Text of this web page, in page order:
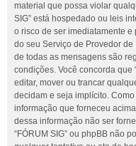
material que possa violar
SIG” está hospedado ou leis
o risco de ser imediatamente
do seu Serviço de Provedor
de todas as mensagens são
condições. Você concorda que
editar, mover ou trancar
decidam e seja implícito.
informação que forneceu
dessa informação não ser
“FÓRUM SIG” ou phpBB não